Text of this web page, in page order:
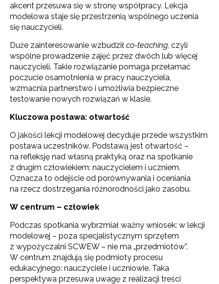
akcent przesuwa się w stronę współpracy. Lekcja
modelowa staje się przestrzenią wspólnego uczenia
się nauczycieli.
Duże zainteresowanie wzbudził co-teaching , czyli
wspólne prowadzenie zajęć przez dwóch lub więcej
nauczycieli. Takie rozwiązanie pomaga przełamać
poczucie osamotnienia w pracy nauczyciela,
wzmacnia partnerstwo i umożliwia bezpieczne
testowanie nowych rozwiązań w klasie.
Kluczowa postawa: otwartość
O jakości lekcji modelowej decyduje przede wszystkim
postawa uczestników. Podstawą jest otwartość –
na refleksję nad własną praktyką oraz na spotkanie
z drugim człowiekiem: nauczycielem i uczniem.
Oznacza to odejście od porównywania i oceniania
na rzecz dostrzegania różnorodności jako zasobu.
W centrum – człowiek
Podczas spotkania wybrzmiał ważny wniosek: w lekcji
modelowej – poza specjalistycznym sprzętem
z wypożyczalni SCWEW – nie ma „przedmiotów”.
W centrum znajdują się podmioty procesu
edukacyjnego: nauczyciele i uczniowie. Taka
perspektywa przesuwa uwagę z realizacji treści